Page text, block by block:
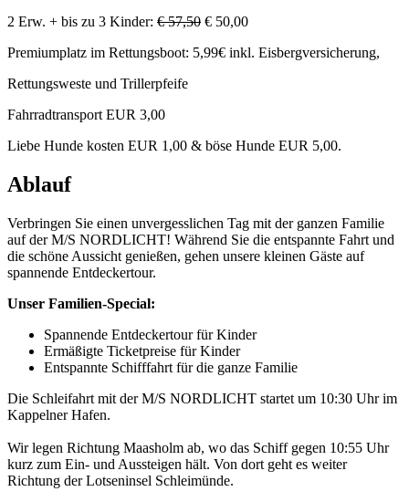
2 Erw. + bis zu 3 Kinder: € 57,50 € 50,00
Premiumplatz im Rettungsboot: 5,99€ inkl. Eisbergversicherung,
Rettungsweste und Trillerpfeife
Fahrradtransport EUR 3,00
Liebe Hunde kosten EUR 1,00 & böse Hunde EUR 5,00.
Ablauf
Verbringen Sie einen unvergesslichen Tag mit der ganzen Familie
auf der M/S NORDLICHT! Während Sie die entspannte Fahrt und
die schöne Aussicht genießen, gehen unsere kleinen Gäste auf
spannende Entdeckertour.
Unser Familien-Special:
Spannende Entdeckertour für Kinder
Ermäßigte Ticketpreise für Kinder
Entspannte Schifffahrt für die ganze Familie
Die Schleifahrt mit der M/S NORDLICHT startet um 10:30 Uhr im
Kappelner Hafen.
Wir legen Richtung Maasholm ab, wo das Schiff gegen 10:55 Uhr
kurz zum Ein- und Aussteigen hält. Von dort geht es weiter
Richtung der Lotseninsel Schleimünde.